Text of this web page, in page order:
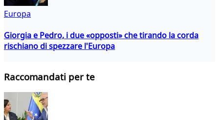
Europa
Giorgia e Pedro, i due «opposti» che tirando la corda
rischiano di spezzare l'Europa
Raccomandati per te